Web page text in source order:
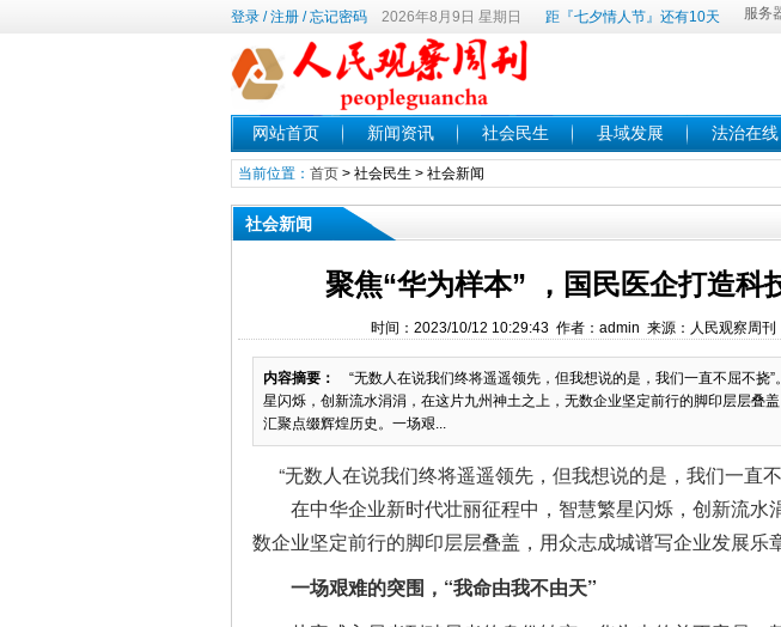
登录/注册/忘记密码 2026年8月9日 星期日 距『七夕情人节』还有10天
网站首页 新闻资讯 社会民生 县域发展 法治在线
当前位置： 首页> 社会民生 > 社会新闻
社会新闻
聚焦“华为样本” ，国民医企打造科
时间：2023/10/12 10:29:43 作者：admin 来源：人民观察周
内容摘要：
“无数人在说我们终将遥遥领先，但我想说的是，我们一直不屈不挠
星闪烁，创新流水涓涓，在这片九州神土之上，无数企业坚定前行的脚印层层叠
汇聚点缀辉煌历史。一场艰...
“无数人在说我们终将遥遥领先，但我想说的是，我们一直不
在中华企业新时代壮丽征程中，智慧繁星闪烁，创新流水
数企业坚定前行的脚印层层叠盖，用众志成城谱写企业发展乐
一场艰难的突围， “我命由我不由天”